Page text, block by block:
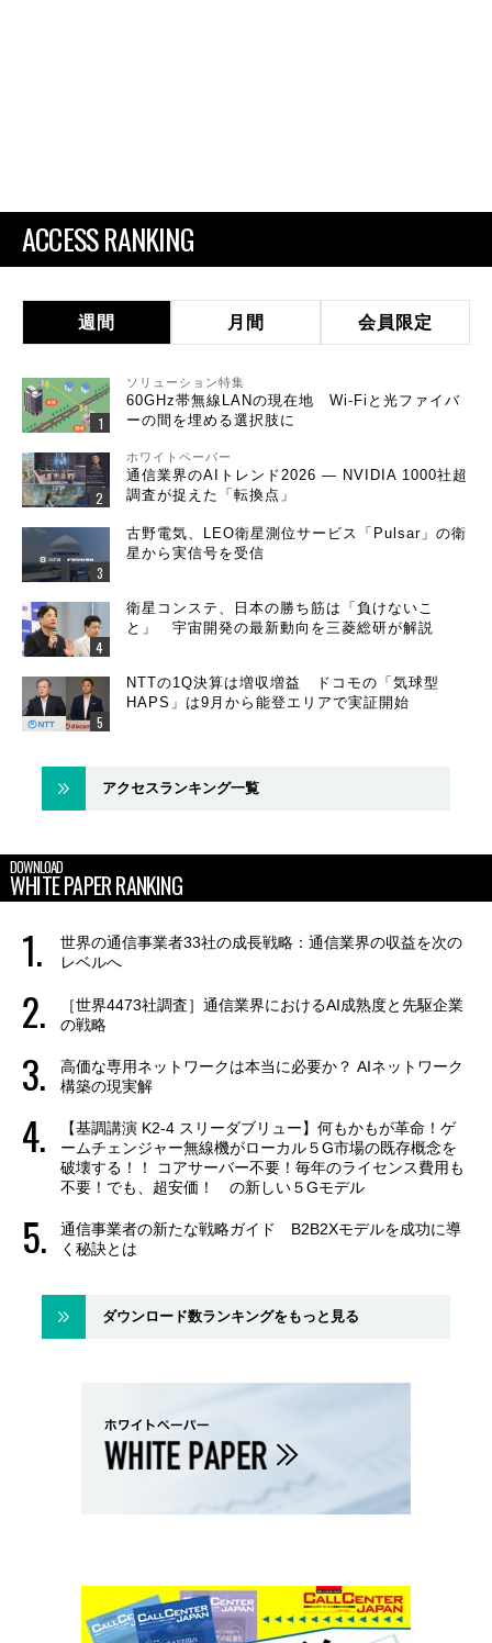
ACCESS RANKING
週間 月間 会員限定
ソリューション特集
60GHz帯無線LANの現在地 Wi-Fiと光ファイバ
ーの間を埋める選択肢に
ホワイトペーパー
通信業界のAIトレンド2026 ― NVIDIA 1000社超
調査が捉えた「転換点」
古野電気、LEO衛星測位サービス「Pulsar」の衛
星から実信号を受信
衛星コンステ、日本の勝ち筋は「負けないこ
と」 宇宙開発の最新動向を三菱総研が解説
NTTの1Q決算は増収増益 ドコモの「気球型
HAPS」は9月から能登エリアで実証開始
アクセスランキング一覧
DOWNLOAD
WHITE PAPER RANKING
世界の通信事業者33社の成長戦略：通信業界の収益を次の
レベルへ
［世界4473社調査］通信業界におけるAI成熟度と先駆企業
の戦略
高価な専用ネットワークは本当に必要か？ AIネットワーク
構築の現実解
【基調講演 K2-4 スリーダブリュー】何もかもが革命！ゲ
ームチェンジャー無線機がローカル５G市場の既存概念を
破壊する！！ コアサーバー不要！毎年のライセンス費用も
不要！でも、超安価！ の新しい５Gモデル
通信事業者の新たな戦略ガイド B2B2Xモデルを成功に導
く秘訣とは
ダウンロード数ランキングをもっと見る